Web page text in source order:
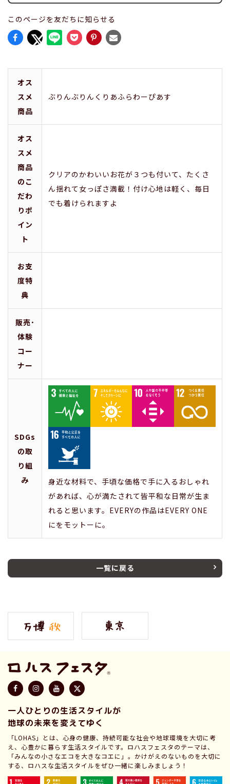
このページを友だちに知らせる
オス
スメ
商品
ぶりんぶりんくりあふらわーぴあす
オス
スメ
商品
のこ
だわ
りポ
イン
ト
クリアのかわいいお花が３つも付いて、たくさ
ん揺れて女っぽさ満載！付け心地は軽く、毎日
でも着けられますよ
お支
度特
典
販売･
体験
コー
ナー
SDGs
の取
り組
み
身近な材料で、手頃な価格で手に入るおしゃれ
があれば、心が満たされて皆平和な日常が生ま
れると思います。EVERYの作品はEVERY ONE
にをモットーに。
一覧に戻る
一人ひとりの生活スタイルが
地球の未来を変えてゆく
「LOHAS」とは、心身の健康、持続可能な社会や地球環境を大切に考
え、心豊かに暮らす生活スタイルです。ロハスフェスタのテーマは、
「みんなの小さなエコを大きなコエに」。かけがえのないものを大切に
する、ロハスな生活スタイルをぜひ一緒に楽しみましょう！